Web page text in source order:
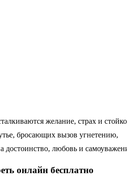
желание, страх и
бросающих вызов угнетению,
достоинство, любовь и
онлайн бесплатно